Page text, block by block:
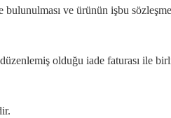
ve ürünün işbu
olduğu iade faturası ile